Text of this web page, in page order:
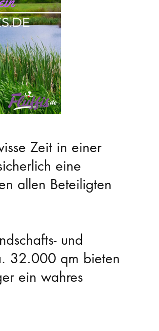
Zeit in einer
eine
allen Beteiligten
und
32.000 qm bieten
ein wahres